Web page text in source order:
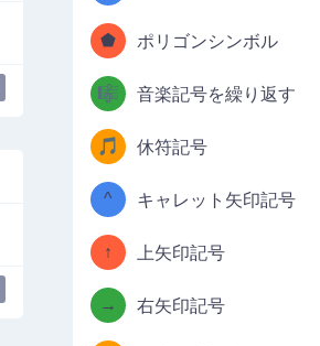
⬟ ポリゴンシンボル
🎼 音楽記号を繰り返す
🎵 休符記号
^ キャレット矢印記号
↑ 上矢印記号
→ 右矢印記号